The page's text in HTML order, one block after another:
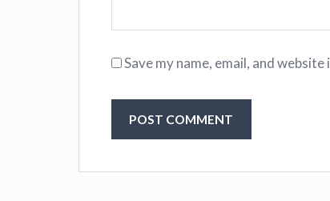
Save my name, email, and